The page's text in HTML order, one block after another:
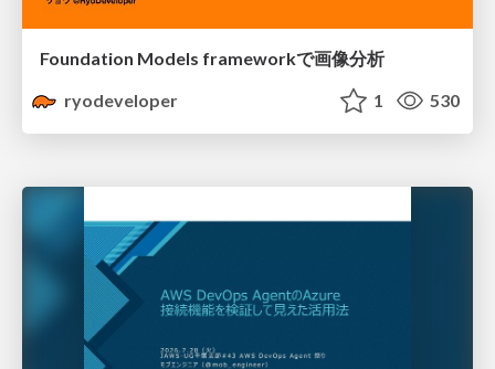
Foundation Models frameworkで画像分析
ryodeveloper
1 530